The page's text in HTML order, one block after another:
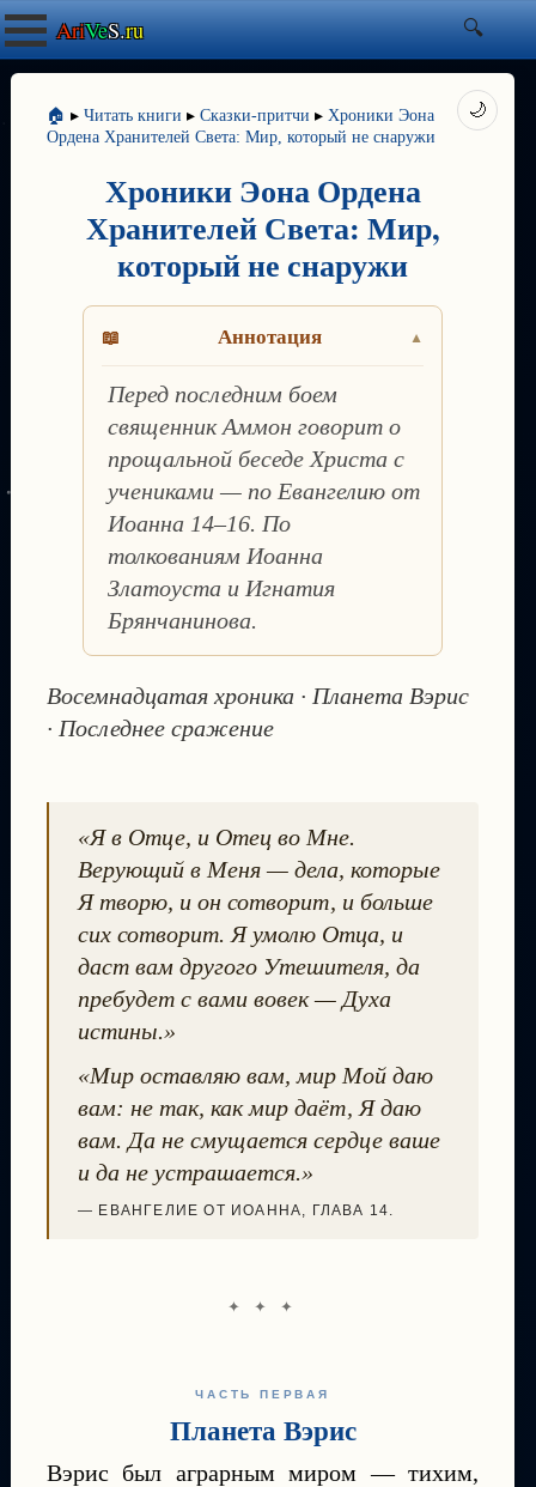
AriVeS.ru
🏠 ▸ Читать книги ▸ Сказки-притчи ▸ Хроники Эона
Ордена Хранителей Света: Мир, который не снаружи
Хроники Эона Ордена
Хранителей Света: Мир,
который не снаружи
Аннотация
Перед последним боем
священник Аммон говорит о
прощальной беседе Христа с
учениками — по Евангелию от
Иоанна 14–16. По
толкованиям Иоанна
Златоуста и Игнатия
Брянчанинова.
Восемнадцатая хроника · Планета Вэрис
· Последнее сражение
«Я в Отце, и Отец во Мне.
Верующий в Меня — дела, которые
Я творю, и он сотворит, и больше
сих сотворит. Я умолю Отца, и
даст вам другого Утешителя, да
пребудет с вами вовек — Духа
истины.»
«Мир оставляю вам, мир Мой даю
вам: не так, как мир даёт, Я даю
вам. Да не смущается сердце ваше
и да не устрашается.»
— ЕВАНГЕЛИЕ ОТ ИОАННА, ГЛАВА 14.
✦ ✦ ✦
ЧАСТЬ ПЕРВАЯ
Планета Вэрис
Вэрис был аграрным миром — тихим,
🌙